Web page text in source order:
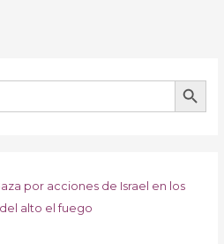
BOTÓN DE
por acciones de Israel en los
alto el fuego